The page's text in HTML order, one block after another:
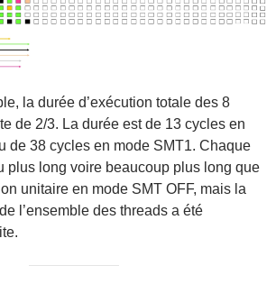
la durée d’exécution totale des 8
de 2/3. La durée est de 13 cycles en
de 38 cycles en mode SMT1. Chaque
plus long voire beaucoup plus long que
unitaire en mode SMT OFF, mais la
l’ensemble des threads a été